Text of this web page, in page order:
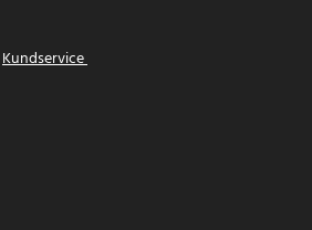
Kundservice